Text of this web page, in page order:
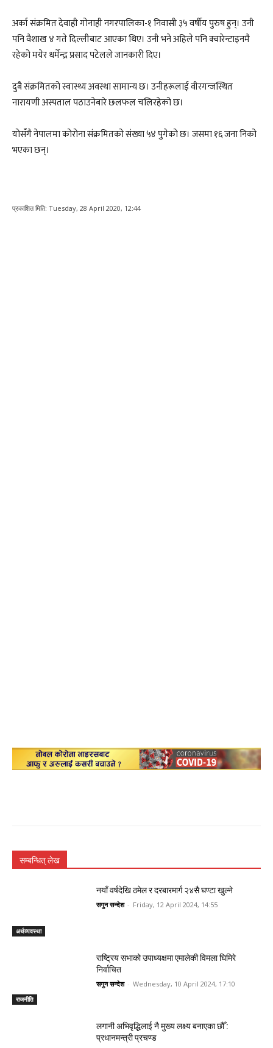
अर्का संक्रमित देवाही गोनाही नगरपालिका-१ निवासी ३५ वर्षीय पुरुष हुन्। उनी
पनि वैशाख ४ गते दिल्लीबाट आएका थिए। उनी भने अहिले पनि क्वारेन्टाइनमै
रहेको मयेर धर्मेन्द्र प्रसाद पटेलले जानकारी दिए।
दुबै संक्रमितको स्वास्थ्य अवस्था सामान्य छ। उनीहरूलाई वीरगन्जस्थित
नारायणी अस्पताल पठाउनेबारे छलफल चलिरहेको छ।
योसँगै नेपालमा कोरोना संक्रमितको संख्या ५४ पुगेको छ। जसमा १६ जना निको
भएका छन्।
प्रकाशित मिति: Tuesday, 28 April 2020, 12:44
सम्बन्धित् लेख
अर्थव्यवस्था
नयाँ वर्षदेखि ठमेल र दरबारमार्ग २४सै घण्टा खुल्ने
सगुन सन्देश - Friday, 12 April 2024, 14:55
राजनीति
राष्ट्रिय सभाको उपाध्यक्षमा एमालेकी विमला घिमिरे
निर्वाचित
सगुन सन्देश - Wednesday, 10 April 2024, 17:10
लगानी अभिवृद्धिलाई नै मुख्य लक्ष्य बनाएका छौँ :
प्रधानमन्त्री प्रचण्ड